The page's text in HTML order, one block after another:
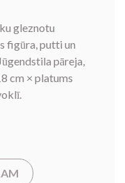
gleznotu
figūra, putti un
pāreja,
cm × platums